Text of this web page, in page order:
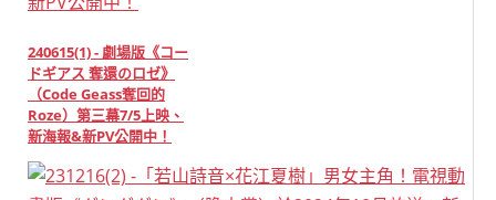
240615(1) - 劇場版《コー
ドギアス 奪還のロゼ》
（Code Geass奪回的
Roze）第三幕7/5上映、
新海報&新PV公開中！